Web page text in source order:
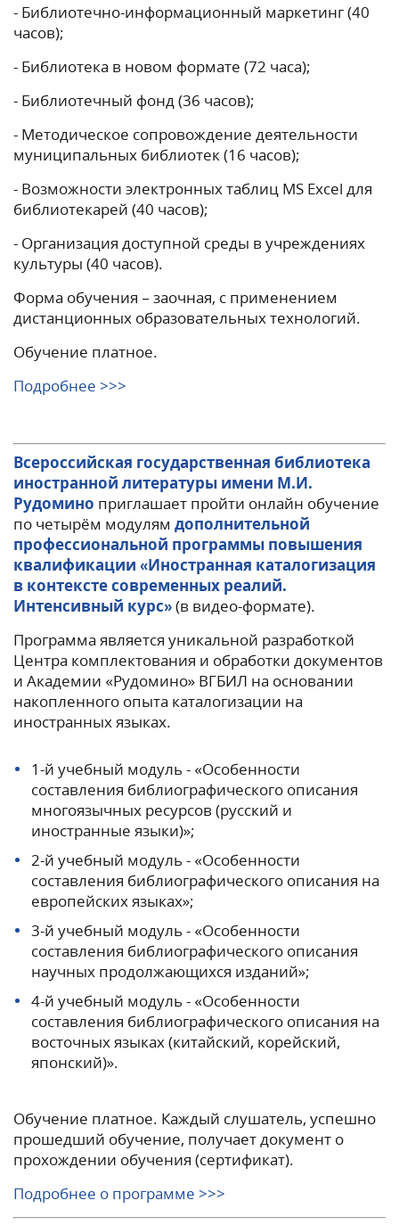
- Библиотечно-информационный маркетинг (40
часов);
- Библиотека в новом формате (72 часа);
- Библиотечный фонд (36 часов);
- Методическое сопровождение деятельности
муниципальных библиотек (16 часов);
- Возможности электронных таблиц MS Excel для
библиотекарей (40 часов);
- Организация доступной среды в учреждениях
культуры (40 часов).
Форма обучения – заочная, с применением
дистанционных образовательных технологий.
Обучение платное.
Подробнее >>>
Всероссийская государственная библиотека
иностранной литературы имени М.И.
Рудомино приглашает пройти онлайн обучение
по четырём модулям дополнительной
профессиональной программы повышения
квалификации «Иностранная каталогизация
в контексте современных реалий.
Интенсивный курс»(в видео-формате).
Программа является уникальной разработкой
Центра комплектования и обработки документов
и Академии «Рудомино» ВГБИЛ на основании
накопленного опыта каталогизации на
иностранных языках.
1-й учебный модуль - «Особенности
составления библиографического описания
многоязычных ресурсов (русский и
иностранные языки)»;
2-й учебный модуль - «Особенности
составления библиографического описания на
европейских языках»;
3-й учебный модуль - «Особенности
составления библиографического описания
научных продолжающихся изданий»;
4-й учебный модуль - «Особенности
составления библиографического описания на
восточных языках (китайский, корейский,
японский)».
Обучение платное. Каждый слушатель, успешно
прошедший обучение, получает документ о
прохождении обучения (сертификат).
Подробнее о программе >>>